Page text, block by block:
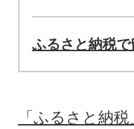
ふるさと納税で
「ふるさと納